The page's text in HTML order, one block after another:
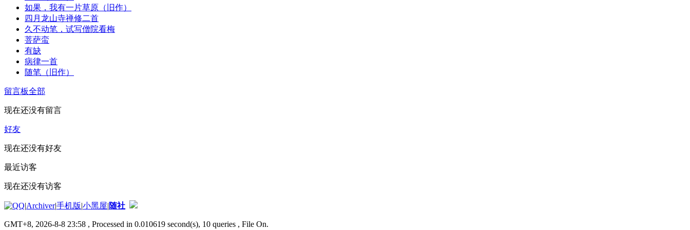
如果，我有一片草原（旧作）
四月龙山寺禅修二首
久不动笔，试写僧院看梅
菩萨蛮
有缺
病律一首
随笔（旧作）
留言板全部
现在还没有留言
好友
现在还没有好友
最近访客
现在还没有访客
|Archiver|手机版|小黑屋|随社
GMT+8, 2026-8-8 23:58 , Processed in 0.010619 second(s), 10 queries , File On.